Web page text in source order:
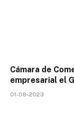
Cámara de
empresarial el
01-08-2023